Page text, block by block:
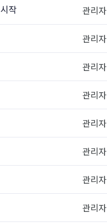
작 관리자
관리자
관리자
관리자
관리자
관리자
관리자
관리자